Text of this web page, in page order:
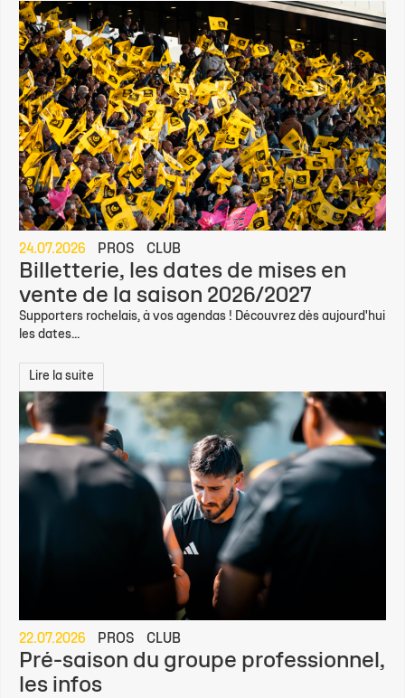
24.07.2026 PROS CLUB
Billetterie, les dates de mises en
vente de la saison 2026/2027
Supporters rochelais, à vos agendas ! Découvrez dès aujourd'hui
les dates...
Lire la suite
22.07.2026 PROS CLUB
Pré-saison du groupe professionnel,
les infos